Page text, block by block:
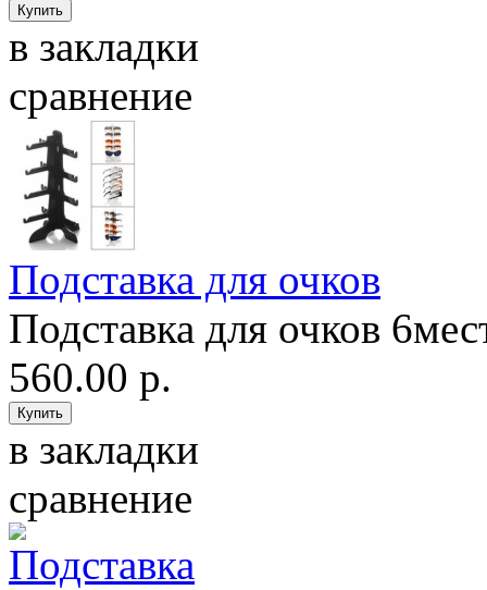
в закладки
сравнение
Подставка для очков
Подставка для очков
560.00 р.
в закладки
сравнение